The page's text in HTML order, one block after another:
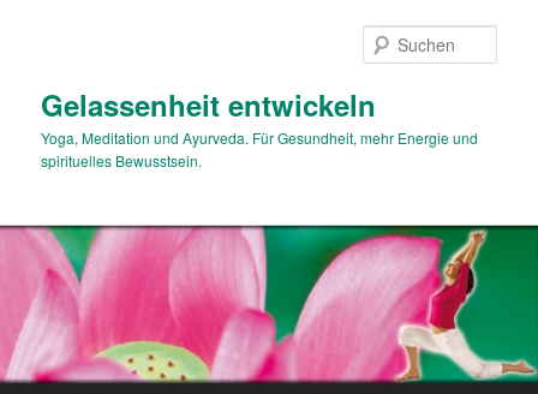
Gelassenheit entwickeln
Yoga, Meditation und Ayurveda. Für Gesundheit, mehr Energie und
spirituelles Bewusstsein.